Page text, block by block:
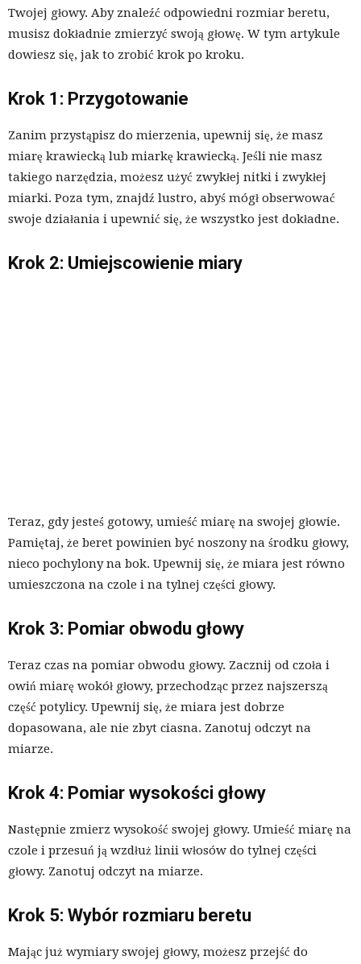
Twojej głowy. Aby znaleźć odpowiedni rozmiar beretu,
musisz dokładnie zmierzyć swoją głowę. W tym artykule
dowiesz się, jak to zrobić krok po kroku.
Krok 1: Przygotowanie
Zanim przystąpisz do mierzenia, upewnij się, że masz
miarę krawiecką lub miarkę krawiecką. Jeśli nie masz
takiego narzędzia, możesz użyć zwykłej nitki i zwykłej
miarki. Poza tym, znajdź lustro, abyś mógł obserwować
swoje działania i upewnić się, że wszystko jest dokładne.
Krok 2: Umiejscowienie miary
Teraz, gdy jesteś gotowy, umieść miarę na swojej głowie.
Pamiętaj, że beret powinien być noszony na środku głowy,
nieco pochylony na bok. Upewnij się, że miara jest równo
umieszczona na czole i na tylnej części głowy.
Krok 3: Pomiar obwodu głowy
Teraz czas na pomiar obwodu głowy. Zacznij od czoła i
owiń miarę wokół głowy, przechodząc przez najszerszą
część potylicy. Upewnij się, że miara jest dobrze
dopasowana, ale nie zbyt ciasna. Zanotuj odczyt na
miarze.
Krok 4: Pomiar wysokości głowy
Następnie zmierz wysokość swojej głowy. Umieść miarę na
czole i przesuń ją wzdłuż linii włosów do tylnej części
głowy. Zanotuj odczyt na miarze.
Krok 5: Wybór rozmiaru beretu
Mając już wymiary swojej głowy, możesz przejść do